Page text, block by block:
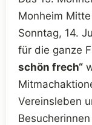
Monheim
Sonntag, 14.
für die ganze
schön frech“
Vereinsleben